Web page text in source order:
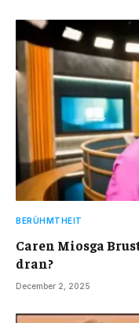
BERÜHMTHEIT
Caren Miosga
dran?
December 2, 2025